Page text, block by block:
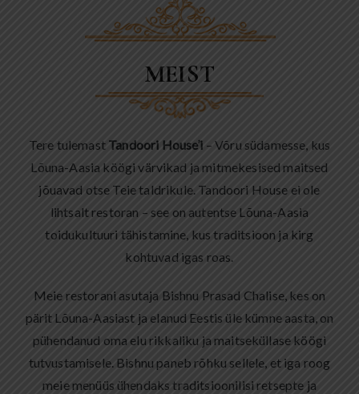
MEIST
Tere tulemast Tandoori House’i – Võru südamesse, kus
Lõuna-Aasia köögi värvikad ja mitmekesised maitsed
jõuavad otse Teie taldrikule. Tandoori House ei ole
lihtsalt restoran – see on autentse Lõuna-Aasia
toidukultuuri tähistamine, kus traditsioon ja kirg
kohtuvad igas roas.
Meie restorani asutaja Bishnu Prasad Chalise, kes on
pärit Lõuna-Aasiast ja elanud Eestis üle kümne aasta, on
pühendanud oma elu rikkaliku ja maitseküllase köögi
tutvustamisele. Bishnu paneb rõhku sellele, et iga roog
meie menüüs ühendaks traditsioonilisi retsepte ja